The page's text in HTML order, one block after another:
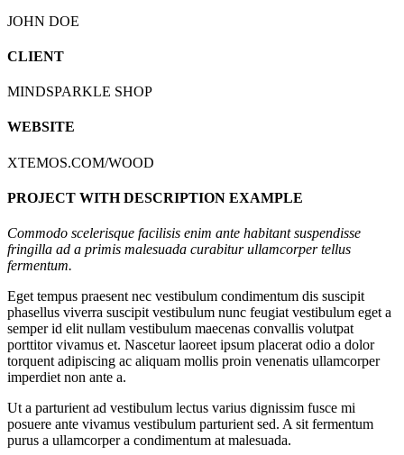
JOHN DOE
CLIENT
MINDSPARKLE SHOP
WEBSITE
XTEMOS.COM/WOOD
PROJECT WITH DESCRIPTION EXAMPLE
Commodo scelerisque facilisis enim ante habitant suspendisse
fringilla ad a primis malesuada curabitur ullamcorper tellus
fermentum.
Eget tempus praesent nec vestibulum condimentum dis suscipit
phasellus viverra suscipit vestibulum nunc feugiat vestibulum eget a
semper id elit nullam vestibulum maecenas convallis volutpat
porttitor vivamus et. Nascetur laoreet ipsum placerat odio a dolor
torquent adipiscing ac aliquam mollis proin venenatis ullamcorper
imperdiet non ante a.
Ut a parturient ad vestibulum lectus varius dignissim fusce mi
posuere ante vivamus vestibulum parturient sed. A sit fermentum
purus a ullamcorper a condimentum at malesuada.